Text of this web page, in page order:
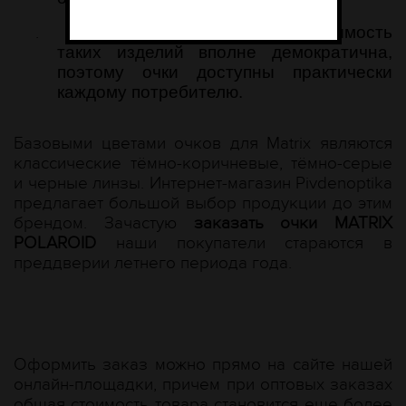
стоимость
таких изделий вполне демократична,
поэтому очки доступны практически
каждому потребителю.
Базовыми цветами очков для Matrix являются
классические тёмно-коричневые, тёмно-серые
и черные линзы. Интернет-магазин Рivdenoptika
предлагает большой выбор продукции до этим
брендом. Зачастую
заказать очки MATRIX
POLAROID
наши покупатели стараются в
преддверии летнего периода года.
Оформить заказ можно прямо на сайте нашей
онлайн-площадки, причем при оптовых заказах